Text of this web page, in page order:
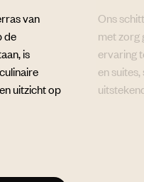
van
de
is
uitzicht op
Ons
met zorg
ervaring
en